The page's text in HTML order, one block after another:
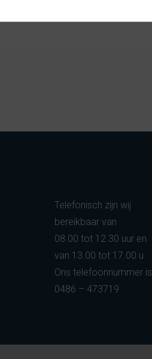
Telefonisch zijn wij
bereikbaar van
08.00 tot 12.30 uur en
van 13.00 tot 17.00 u.
Ons telefoonnummer is
0486 – 473719